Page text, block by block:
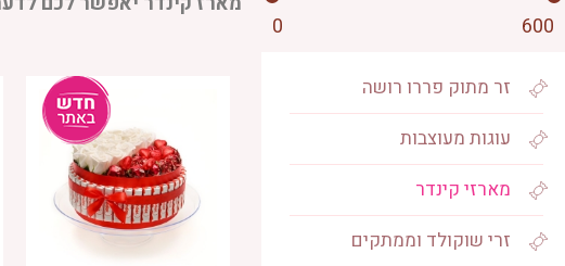
0 600
זר מתוק פררו רושה
עוגות מעוצבות
מארזי קינדר
זרי שוקולד וממתקים